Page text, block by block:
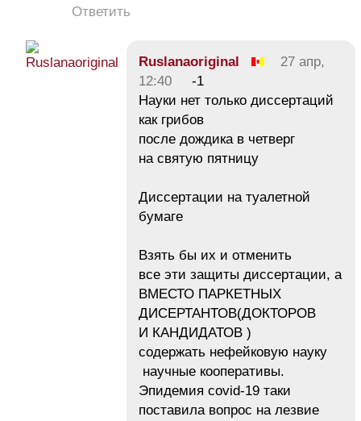
Ответить
Ruslanaoriginal
27 апр,
12:40
-1
Науки нет только диссертаций
как грибов
после дождика в четверг
на святую пятницу
Диссертации на туалетной
бумаге
Взять бы их и отменить
все эти защиты диссертации, а
ВМЕСТО ПАРКЕТНЫХ
ДИСЕРТАНТОВ(ДОКТОРОВ
И КАНДИДАТОВ )
содержать нефейковую науку
научные кооперативы.
Эпидемия covid-19 таки
поставила вопрос на лезвие